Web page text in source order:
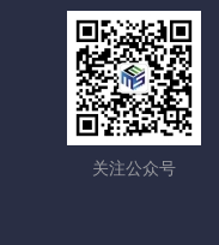
关注公众号